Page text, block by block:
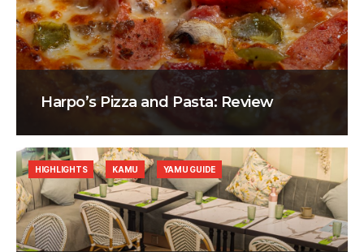
Harpo’s Pizza and Pasta: Review
HIGHLIGHTS KAMU YAMU GUIDE